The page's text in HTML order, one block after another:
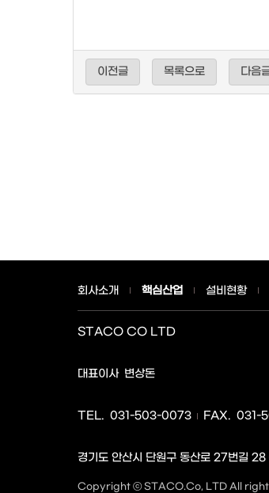
이전글 목록으로 다음
회사소개 핵심산업 설비현황
사업자명
STACO CO LTD
대표이사 변상돈
TEL. 031-503-0073 FAX. 031-
주소
경기도 안산시 단원구 동산로 27번길 28
Copyright ⓒ STACO.Co, LTD All